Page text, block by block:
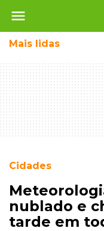
menu
Mais lidas
Cidades
nublado e
tarde em